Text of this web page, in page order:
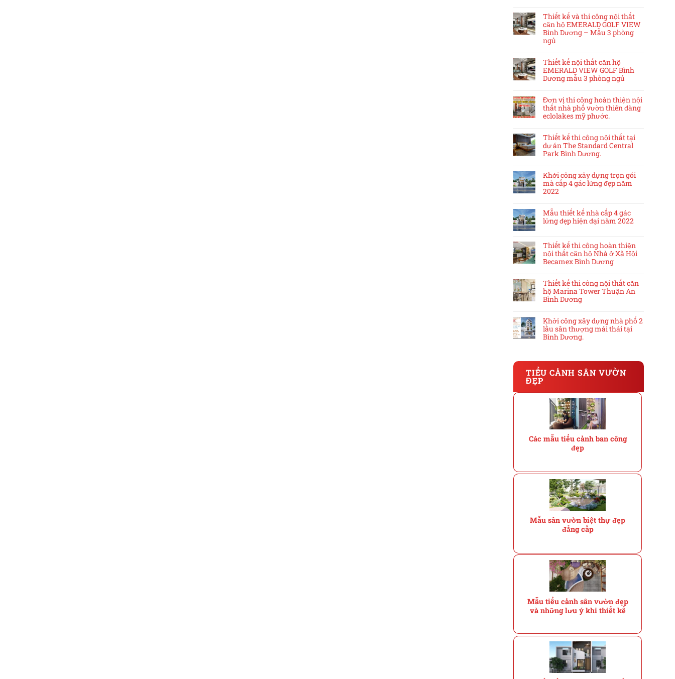
Thiết kế và thi công nội thất
căn hộ EMERALD GOLF VIEW
Bình Dương – Mẫu 3 phòng
ngủ
Thiết kế nội thất căn hộ
EMERALD VIEW GOLF Bình
Dương mẫu 3 phòng ngủ
Đơn vị thi công hoàn thiện nội
thất nhà phố vườn thiên đàng
eclolakes mỹ phước.
Thiết kế thi công nội thất tại
dự án The Standard Central
Park Bình Dương.
Khởi công xây dựng trọn gói
mà cấp 4 gác lửng đẹp năm
2022
Mẫu thiết kế nhà cấp 4 gác
lửng đẹp hiện đại năm 2022
Thiết kế thi công hoàn thiện
nội thất căn hộ Nhà ở Xã Hội
Becamex Bình Dương
Thiết kế thi công nội thất căn
hộ Marina Tower Thuận An
Bình Dương
Khởi công xây dựng nhà phố 2
lầu sân thượng mái thái tại
Bình Dương.
TIỂU CẢNH SÂN VƯỜN
ĐẸP
Các mẫu tiểu cảnh ban công
đẹp
Mẫu sân vườn biệt thự đẹp
đẳng cấp
Mẫu tiểu cảnh sân vườn đẹp
và những lưu ý khi thiết kế